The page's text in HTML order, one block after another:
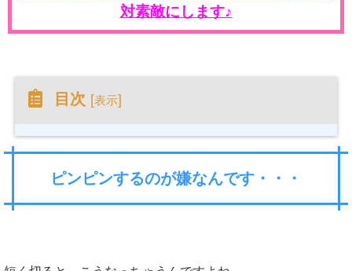
対素敵にします♪
目次 [表示]
ピンピンするのが嫌なんです・・・